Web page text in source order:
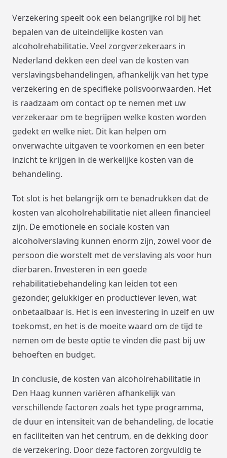
Verzekering speelt ook een belangrijke rol bij het
bepalen van de uiteindelijke kosten van
alcoholrehabilitatie. Veel zorgverzekeraars in
Nederland dekken een deel van de kosten van
verslavingsbehandelingen, afhankelijk van het type
verzekering en de specifieke polisvoorwaarden. Het
is raadzaam om contact op te nemen met uw
verzekeraar om te begrijpen welke kosten worden
gedekt en welke niet. Dit kan helpen om
onverwachte uitgaven te voorkomen en een beter
inzicht te krijgen in de werkelijke kosten van de
behandeling.
Tot slot is het belangrijk om te benadrukken dat de
kosten van alcoholrehabilitatie niet alleen financieel
zijn. De emotionele en sociale kosten van
alcoholverslaving kunnen enorm zijn, zowel voor de
persoon die worstelt met de verslaving als voor hun
dierbaren. Investeren in een goede
rehabilitatiebehandeling kan leiden tot een
gezonder, gelukkiger en productiever leven, wat
onbetaalbaar is. Het is een investering in uzelf en uw
toekomst, en het is de moeite waard om de tijd te
nemen om de beste optie te vinden die past bij uw
behoeften en budget.
In conclusie, de kosten van alcoholrehabilitatie in
Den Haag kunnen variëren afhankelijk van
verschillende factoren zoals het type programma,
de duur en intensiteit van de behandeling, de locatie
en faciliteiten van het centrum, en de dekking door
de verzekering. Door deze factoren zorgvuldig te